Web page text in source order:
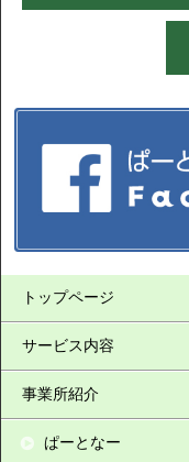
トップページ
サービス内容
事業所紹介
ぱーとなー